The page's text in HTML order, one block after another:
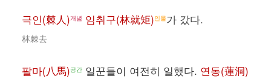
극인(棘人)개념 임취구(林就矩)인물가 갔다.
林棘去
팔마(八馬)공간 일꾼들이 여전히 일했다. 연동(蓮洞)